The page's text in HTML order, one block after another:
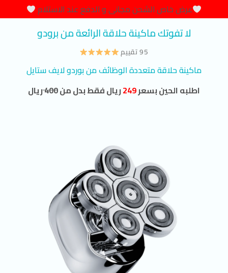
عرض خاص الشحن مجانى و الدفع عند الاستلام
لا تفوتك ماكينة حلاقة الرائعة من برودو
95 تقييم
ماكينة حلاقة متعددة الوظائف من بوردو لايف ستايل
اطلبه الحين بسعر249ريال فقط بدل من400ريال